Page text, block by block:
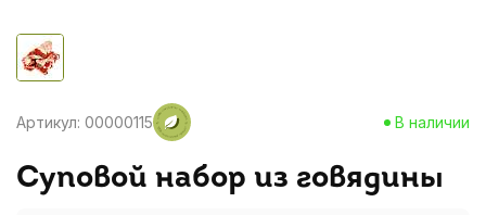
Артикул: 00000115 В наличии
Суповой набор из говядины